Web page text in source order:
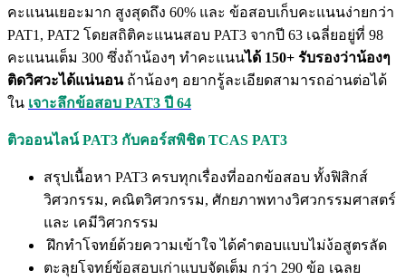
คะแนนเยอะมาก สูงสุดถึง 60% และ ข้อสอบเก็บคะแนนง่ายกว่า
PAT1, PAT2 โดยสถิติคะแนนสอบ PAT3 จากปี 63 เฉลี่ยอยู่ที่ 98
คะแนนเต็ม 300 ซึ่งถ้าน้องๆ ทำคะแนนได้ 150+ รับรองว่าน้องๆ
ติดวิศวะได้แน่นอนถ้าน้องๆ อยากรู้ละเอียดสามารถอ่านต่อได้
ใน เจาะลึกข้อสอบ PAT3 ปี 64
ติวออนไลน์ PAT3 กับคอร์สพิชิต TCAS PAT3
สรุปเนื้อหา PAT3 ครบทุกเรื่องที่ออกข้อสอบ ทั้งฟิสิกส์
วิศวกรรม, คณิตวิศวกรรม, ศักยภาพทางวิศวกรรมศาสตร์
และ เคมีวิศวกรรม
ฝึกทำโจทย์ด้วยความเข้าใจ ได้คำตอบแบบไม่ง้อสูตรลัด
ตะลุยโจทย์ข้อสอบเก่าแบบจัดเต็ม กว่า 290 ข้อ เฉลย